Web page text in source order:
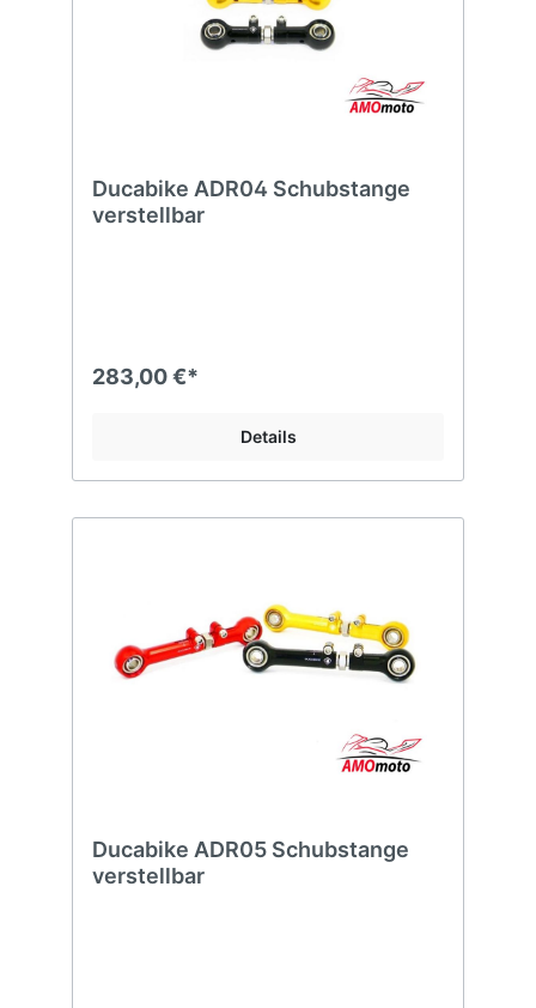
Ducabike ADR04 Schubstange
verstellbar
283,00 €*
Details
Ducabike ADR05 Schubstange
verstellbar